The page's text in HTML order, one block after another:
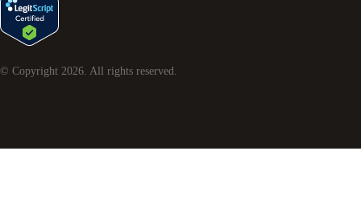
© Copyright 2026 . All rights reserved.